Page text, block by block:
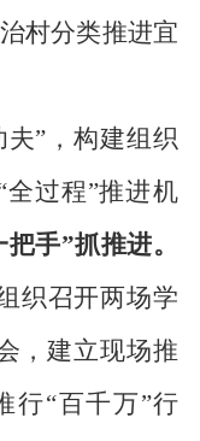
村分类推进宜
夫” ，构建组织
全过程”推进机
把手”抓推进。
织召开两场学
，建立现场推
行“百千万”行